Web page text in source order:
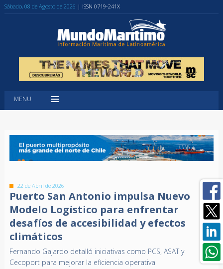
Sábado, 08 de Agosto de 2026 | ISSN 0719-241X
MENU
22 de Abril de 2026
Puerto San Antonio impulsa Nuevo
Modelo Logístico para enfrentar
desafíos de accesibilidad y efectos
climáticos
Fernando Gajardo detalló iniciativas como PCS, ASAT y
Cecoport para mejorar la eficiencia operativa